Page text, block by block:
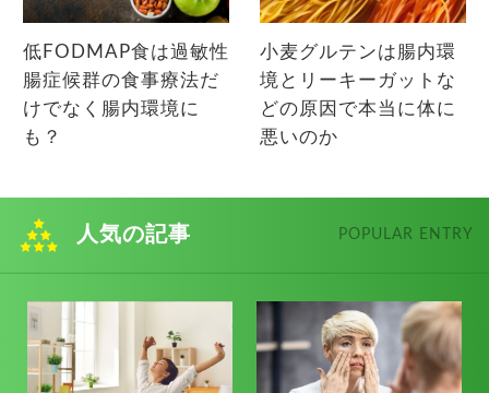
低FODMAP食は過敏性
腸症候群の食事療法だ
けでなく腸内環境に
も？
小麦グルテンは腸内環
境とリーキーガットな
どの原因で本当に体に
悪いのか
人気の記事 POPULAR ENTRY